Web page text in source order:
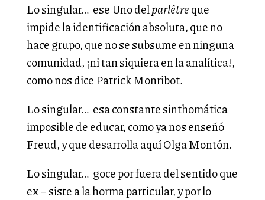
Lo singular… ese Uno delparlêtreque
impide la identificación absoluta, que no
hace grupo, que no se subsume en ninguna
comunidad, ¡ni tan siquiera en la analítica!,
como nos dice Patrick Monribot.
Lo singular… esa constante sinthomática
imposible de educar, como ya nos enseñó
Freud, y que desarrolla aquí Olga Montón.
Lo singular… goce por fuera del sentido que
ex – siste a la horma particular, y por lo